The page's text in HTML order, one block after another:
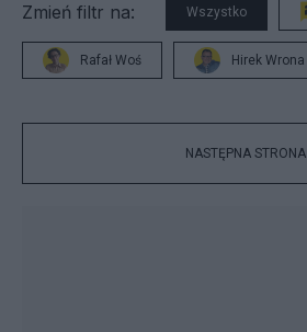
Zmień filtr na: Wszystko
Rafał Woś Hirek Wrona
NASTĘPNA STRONA